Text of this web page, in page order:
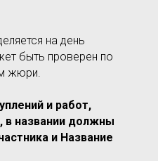
на день
быть проверен по
жюри.
и работ,
в названии должны
и Название